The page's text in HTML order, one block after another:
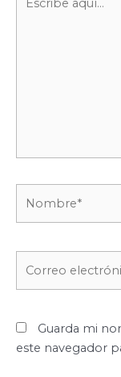
aquí...
Guarda mi
este navegador